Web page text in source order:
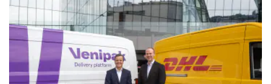
transporto priemones atsižvelgiant į kintančias
sąlygas. Taip atsiveria galimybė ne tik išsirinkti
tinkamiausią modelį, bet ir nuolat naudotis
naujausiais ir pažangiausiais automobiliais.